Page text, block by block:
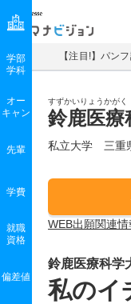
マナビ
【注目!】パン
すずかいりょうかがく
鈴鹿医療
私立大学 三重
WEB出願関連情
学部
学科
オー
キャン
先輩
学費
就職
資格
偏差値
鈴鹿医療科学
私のイ